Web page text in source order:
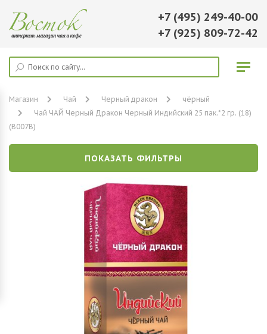
+7 (495) 249-40-00
+7 (925) 809-72-42
Магазин Чай Черный дракон
чёрный
Чай ЧАЙ Черный Дракон Черный Индийский 25 пак.*2 гр. (18)
(B007В)
ПОКАЗАТЬ ФИЛЬТРЫ